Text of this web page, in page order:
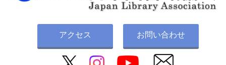
アクセス お問い合わせ